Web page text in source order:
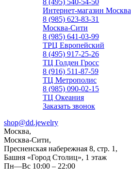
8 (495) 540-54-50
Интернет-магазин Москва
8 (985) 623-83-31
Москва-Сити
8 (985) 641-03-99
ТРЦ Европейский
8 (495) 917-25-26
ТЦ Голден Гросс
8 (916) 511-87-59
ТЦ Метрополис
8 (985) 090-02-15
ТЦ Океания
Заказать звонок
shop@dd.jewelry
Москва,
Москва-Сити,
Пресненская набережная 8, стр. 1,
Башня «Город Столиц», 1 этаж
Пн—Вс 10:00 – 22:00